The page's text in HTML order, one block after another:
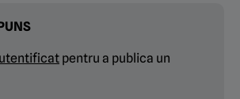
pentru a publica un